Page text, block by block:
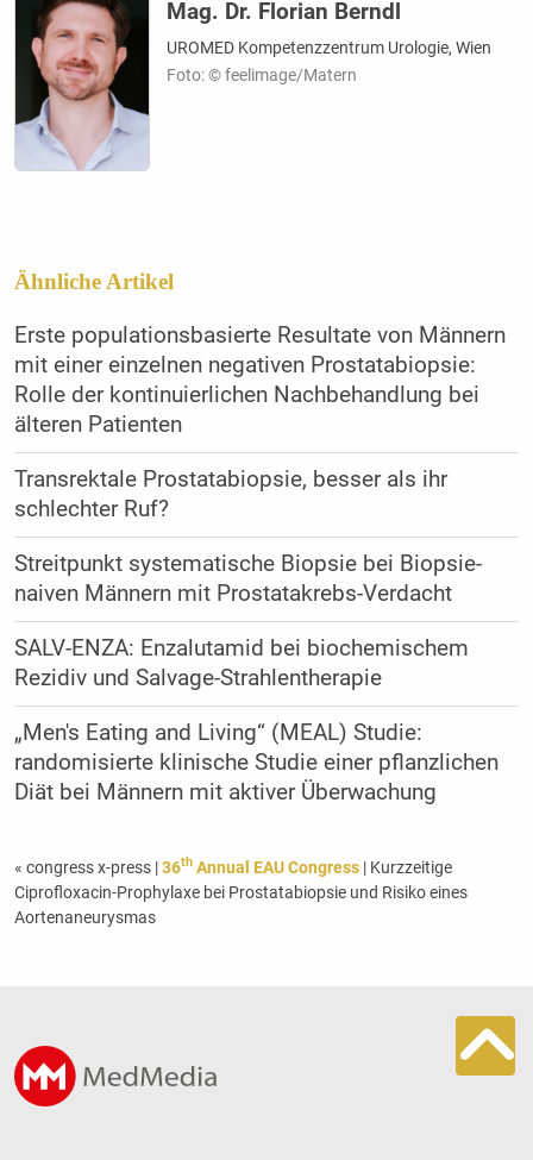
Mag. Dr. Florian Berndl
UROMED Kompetenzzentrum Urologie, Wien
Foto: © feelimage/Matern
Ähnliche Artikel
Erste populationsbasierte Resultate von Männern
mit einer einzelnen negativen Prostatabiopsie:
Rolle der kontinuierlichen Nachbehandlung bei
älteren Patienten
Transrektale Prostatabiopsie, besser als ihr
schlechter Ruf?
Streitpunkt systematische Biopsie bei Biopsie-
naiven Männern mit Prostatakrebs-Verdacht
SALV-ENZA: Enzalutamid bei biochemischem
Rezidiv und Salvage-Strahlentherapie
„Men's Eating and Living“ (MEAL) Studie:
randomisierte klinische Studie einer pflanzlichen
Diät bei Männern mit aktiver Überwachung
« congress x-press |36thAnnual EAU Congress| Kurzzeitige
Ciprofloxacin-Prophylaxe bei Prostatabiopsie und Risiko eines
Aortenaneurysmas